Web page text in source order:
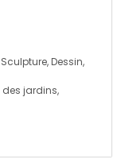
Dessin,
des jardins,